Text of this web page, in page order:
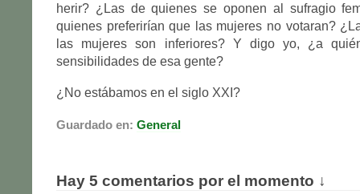
herir? ¿Las de quienes se oponen al sufragio
quienes preferirían que las mujeres no votaran?
las mujeres son inferiores? Y digo yo, ¿a
sensibilidades de esa gente?
¿No estábamos en el siglo XXI?
Guardado en: General
Hay 5 comentarios por el momento ↓